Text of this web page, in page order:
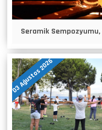
Seramik
03 Ağustos 2026